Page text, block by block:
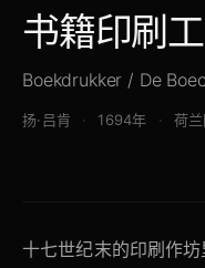
书籍印刷工
Boekdrukker / De
扬·吕肯 1694年 荷
十七世纪末的印刷作